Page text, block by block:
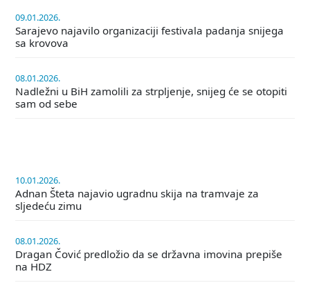
09.01.2026.
Sarajevo najavilo organizaciji festivala padanja snijega
sa krovova
08.01.2026.
Nadležni u BiH zamolili za strpljenje, snijeg će se otopiti
sam od sebe
10.01.2026.
Adnan Šteta najavio ugradnu skija na tramvaje za
sljedeću zimu
08.01.2026.
Dragan Čović predložio da se državna imovina prepiše
na HDZ